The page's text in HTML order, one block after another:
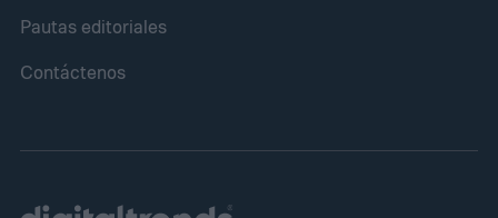
Pautas editoriales
Contáctenos